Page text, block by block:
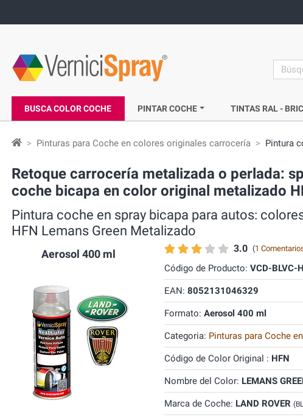
search
BUSCA COLOR COCHE PINTAR COCHE TINTAS RAL -
Pinturas para Coche en colores originales carrocería Pintura
Retoque carrocería metalizada o perlada:
coche bicapa en color original metalizado
Pintura coche en spray bicapa para autos:
HFN Lemans Green Metalizado
Aerosol 400 ml 3.0 (1
Código de Producto: VCD-BLVC-
EAN: 8052131046329
Formato: Aerosol 400 ml
Categoria: Pinturas para Coche
Código de Color Original : HFN
Nombre del Color: LEMANS
Marca de Coche: LAND ROVER